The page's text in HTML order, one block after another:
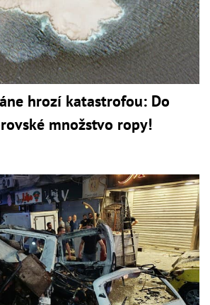
hrozí katastrofou: Do
množstvo ropy!